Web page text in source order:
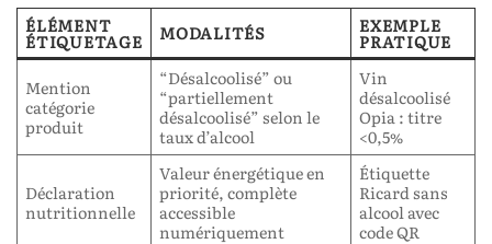
ÉLÉMENT
ÉTIQUETAGE MODALITÉS EXEMPLE
PRATIQUE
Mention
catégorie
produit
“Désalcoolisé” ou
“partiellement
désalcoolisé” selon le
taux d’alcool
Vin
désalcoolisé
Opia : titre
<0,5%
Déclaration
nutritionnelle
Valeur énergétique en
priorité, complète
accessible
numériquement
Étiquette
Ricard sans
alcool avec
code QR